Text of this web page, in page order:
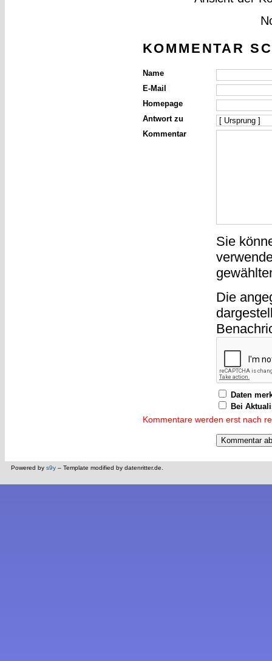
KOMMENTAR
Name
E-Mail
Homepage
Antwort zu
Kommentar
Sie
Die
Daten
Bei
Kommentare werden erst nach
Powered by s9y – Template modified by datenritter.de.